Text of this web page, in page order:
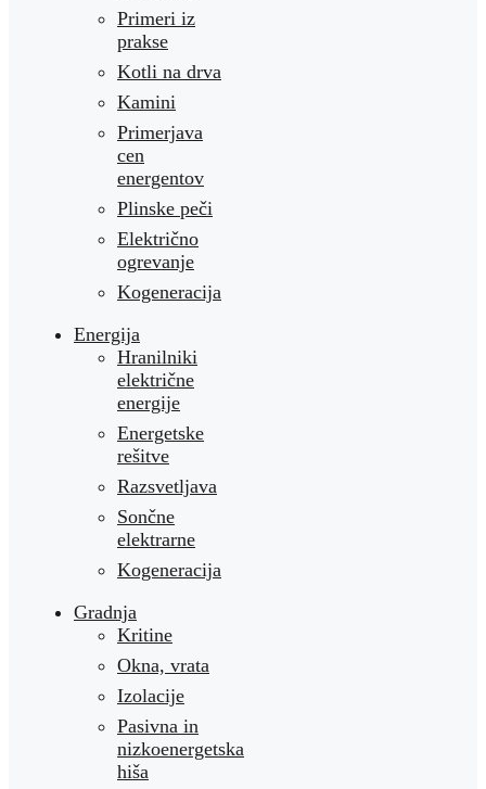
Primeri iz
prakse
Kotli na drva
Kamini
Primerjava
cen
energentov
Plinske peči
Električno
ogrevanje
Kogeneracija
Energija
Hranilniki
električne
energije
Energetske
rešitve
Razsvetljava
Sončne
elektrarne
Kogeneracija
Gradnja
Kritine
Okna, vrata
Izolacije
Pasivna in
nizkoenergetska
hiša